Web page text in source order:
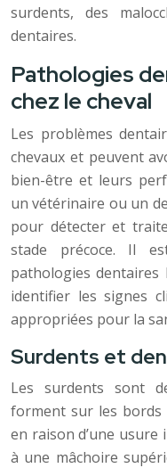
surdents, des
dentaires.
Pathologies
chez le cheval
Les problèmes
chevaux et peuvent
bien-être et leurs
un vétérinaire ou un
pour détecter et
stade précoce. Il
pathologies
identifier les signes
appropriées pour la
Surdents et
Les surdents sont
forment sur les bords
en raison d’une usure
à une mâchoire